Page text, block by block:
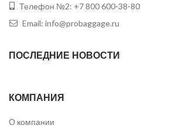
Телефон №2: +7 800 600-38-80
Email: info@probaggage.ru
ПОСЛЕДНИЕ НОВОСТИ
КОМПАНИЯ
О компании